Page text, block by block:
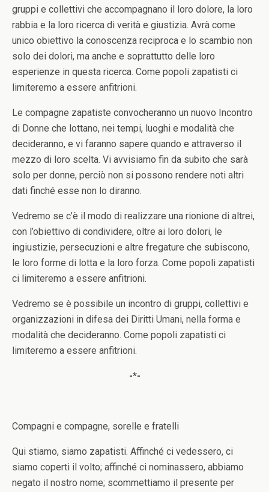
gruppi e collettivi che accompagnano il loro dolore, la loro
rabbia e la loro ricerca di verità e giustizia. Avrà come
unico obiettivo la conoscenza reciproca e lo scambio non
solo dei dolori, ma anche e soprattutto delle loro
esperienze in questa ricerca. Come popoli zapatisti ci
limiteremo a essere anfitrioni.
Le compagne zapatiste convocheranno un nuovo Incontro
di Donne che lottano, nei tempi, luoghi e modalità che
decideranno, e vi faranno sapere quando e attraverso il
mezzo di loro scelta. Vi avvisiamo fin da subito che sarà
solo per donne, perciò non si possono rendere noti altri
dati finché esse non lo diranno.
Vedremo se c’è il modo di realizzare una rionione di altrei,
con l’obiettivo di condividere, oltre ai loro dolori, le
ingiustizie, persecuzioni e altre fregature che subiscono,
le loro forme di lotta e la loro forza. Come popoli zapatisti
ci limiteremo a essere anfitrioni.
Vedremo se è possibile un incontro di gruppi, collettivi e
organizzazioni in difesa dei Diritti Umani, nella forma e
modalità che decideranno. Come popoli zapatisti ci
limiteremo a essere anfitrioni.
-*-
Compagni e compagne, sorelle e fratelli
Qui stiamo, siamo zapatisti. Affinché ci vedessero, ci
siamo coperti il volto; affinché ci nominassero, abbiamo
negato il nostro nome; scommettiamo il presente per